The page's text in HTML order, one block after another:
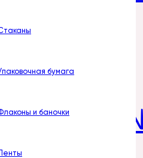
бумага
и баночкиформа